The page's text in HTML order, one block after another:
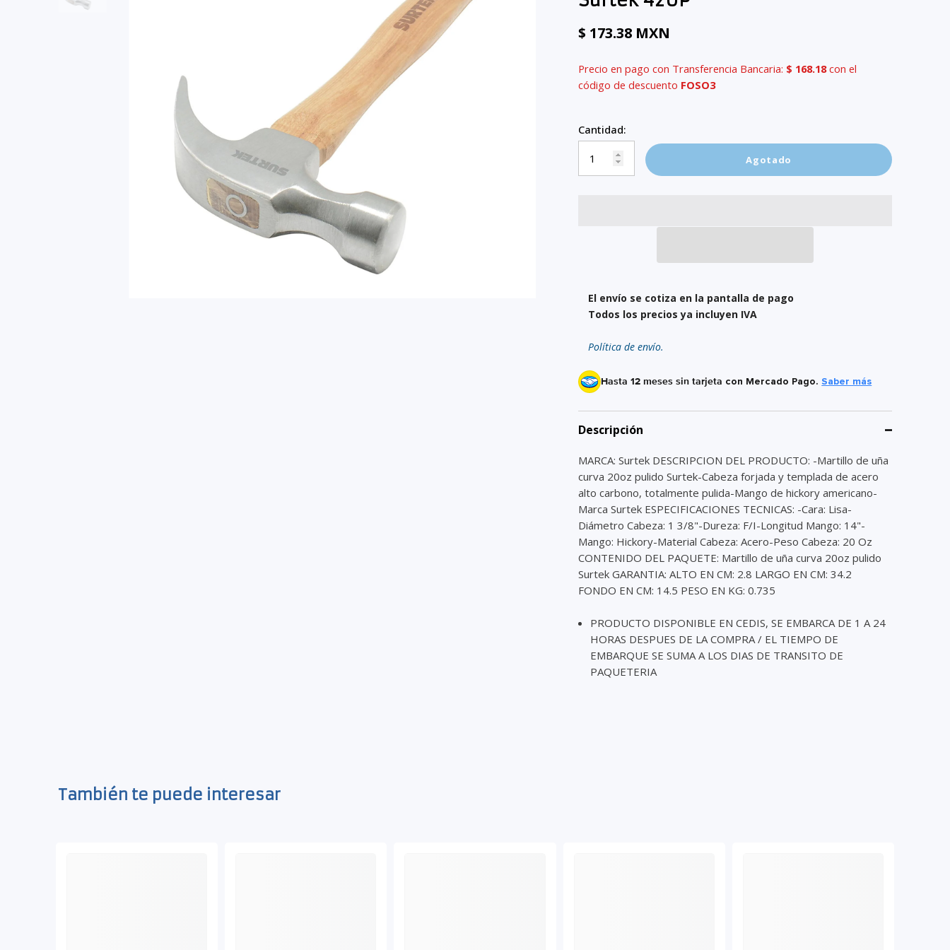
$ 173.38 MXN
Precio en pago con Transferencia Bancaria: $ 168.18con el
código de descuento FOSO3
Cantidad:
Agotado
El envío se cotiza en la pantalla de pago
Todos los precios ya incluyen IVA
Política de envío.
Hasta 12 meses sin tarjeta con Mercado Pago. Saber más
Descripción
MARCA: Surtek DESCRIPCION DEL PRODUCTO: -Martillo de uña
curva 20oz pulido Surtek-Cabeza forjada y templada de acero
alto carbono, totalmente pulida-Mango de hickory americano-
Marca Surtek ESPECIFICACIONES TECNICAS: -Cara: Lisa-
Diámetro Cabeza: 1 3/8"-Dureza: F/I-Longitud Mango: 14"-
Mango: Hickory-Material Cabeza: Acero-Peso Cabeza: 20 Oz
CONTENIDO DEL PAQUETE: Martillo de uña curva 20oz pulido
Surtek GARANTIA: ALTO EN CM: 2.8 LARGO EN CM: 34.2
FONDO EN CM: 14.5 PESO EN KG: 0.735
PRODUCTO DISPONIBLE EN CEDIS, SE EMBARCA DE 1 A 24
HORAS DESPUES DE LA COMPRA / EL TIEMPO DE
EMBARQUE SE SUMA A LOS DIAS DE TRANSITO DE
PAQUETERIA
También te puede interesar